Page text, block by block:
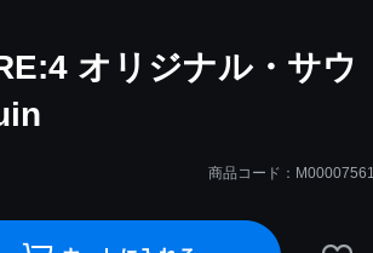
オリジナル・サウ
商品コード：M00007561